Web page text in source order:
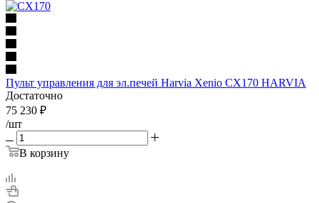
Пульт управления для эл.печей Harvia Xenio CX170 HARVIA
Достаточно
75 230 ₽
/шт
В корзину